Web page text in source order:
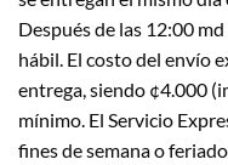
Después de las 12:00
hábil. El costo del envío
entrega, siendo ¢4.000
mínimo. El Servicio
fines de semana o